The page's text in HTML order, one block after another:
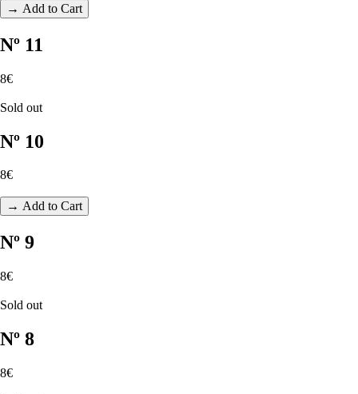
→ Add to Cart
Nº 11
8€
Sold out
Nº 10
8€
→ Add to Cart
Nº 9
8€
Sold out
Nº 8
8€